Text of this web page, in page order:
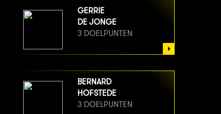
GERRIE
DE JONGE
3 DOELPUNTEN
BERNARD
HOFSTEDE
3 DOELPUNTEN